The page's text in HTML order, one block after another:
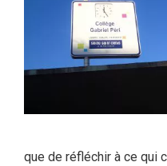
que de réfléchir à ce qui